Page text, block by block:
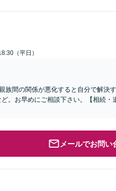
（平日）
族間の関係が悪化すると自分で解決
。お早めにご相談下さい。【相続・
メールでお問い